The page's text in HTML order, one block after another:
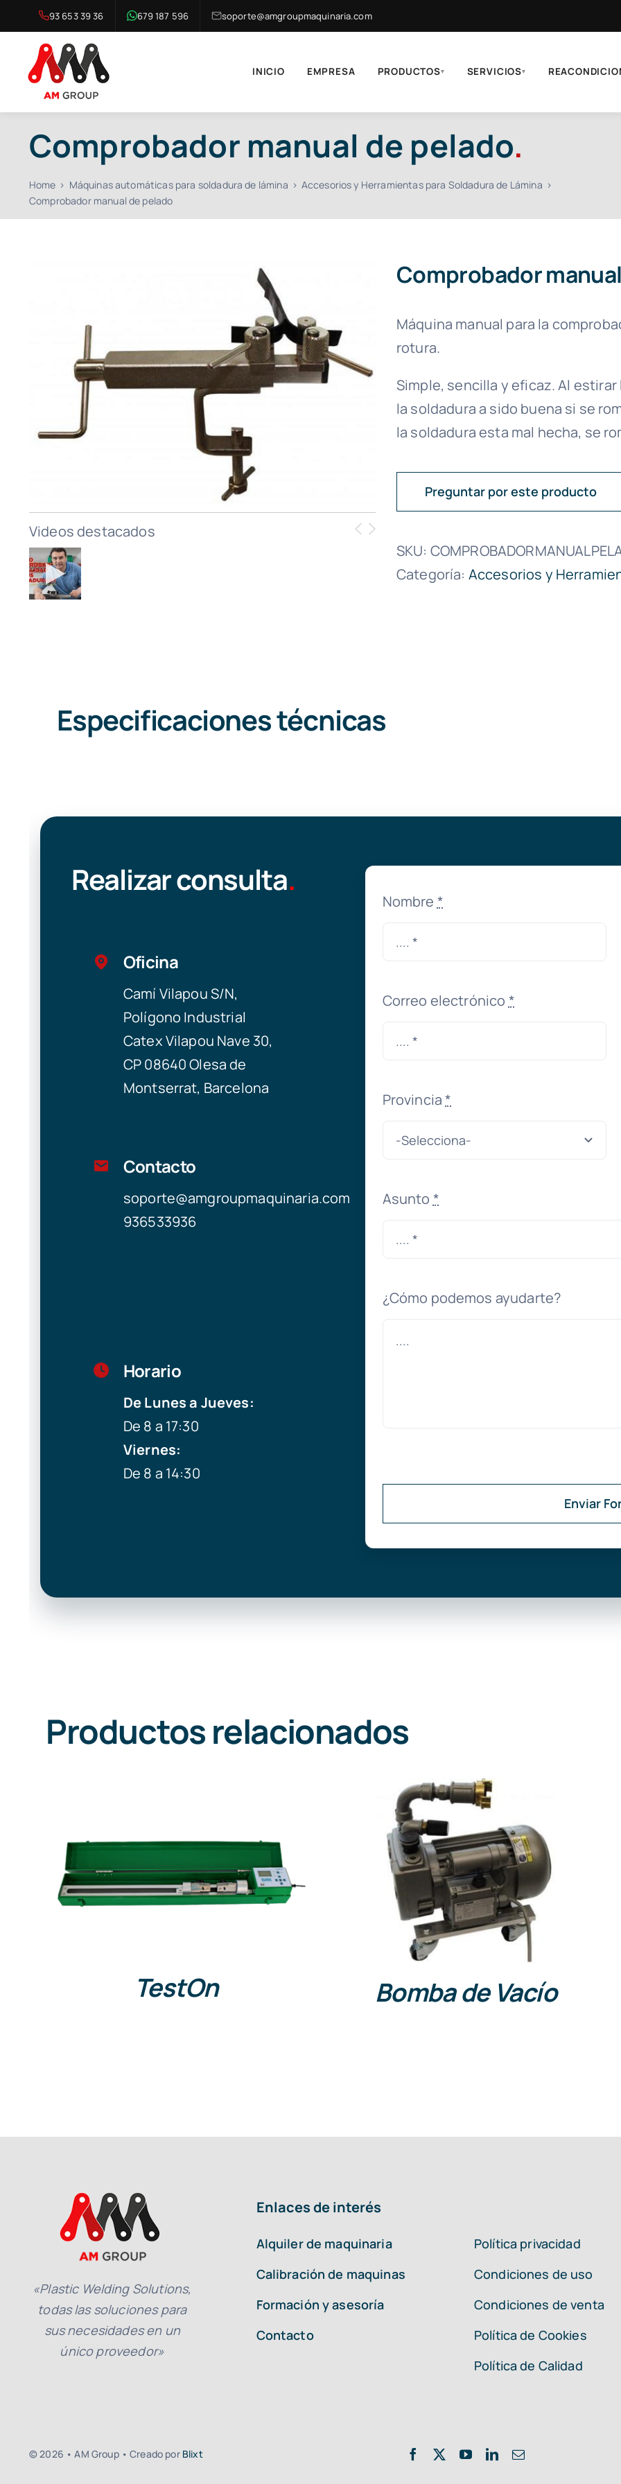
al
contenido
93 653 39 36 679 187 596 soporte@amgroupmaquinaria.com
INICIO EMPRESA PRODUCTOS▾ SERVICIOS▾
Comprobador manual de pelado.
Home Máquinas automáticas para soldadura de lámina
Accesorios y Herramientas para Soldadura de Lámina
Comprobador manual de pelado
Videos destacados
Comprobador
Máquina manual para la
rotura.
Simple, sencilla y eficaz. Al
la soldadura a sido buena si se
la soldadura esta mal hecha, se
Preguntar por este producto
SKU:
Categoría: Accesorios y
Especificaciones técnicas
Realizar consulta.
Oficina
Camí Vilapou S/N,
Polígono Industrial
Catex Vilapou Nave 30,
CP 08640 Olesa de
Montserrat, Barcelona
Contacto
soporte@amgroupmaquinaria.com
936533936
Horario
De Lunes a Jueves:
De 8 a 17:30
Viernes:
De 8 a 14:30
Nombre *
Correo electrónico *
Provincia*
Asunto *
¿Cómo podemos ayudarte?
Enviar
Productos relacionados
DETALLES
TestOn
DETALLES
Bomba de Vacío
«Plastic Welding Solutions,
todas las soluciones para
sus necesidades en un
único proveedor»
Enlaces de interés
Alquiler de maquinaria
Calibración de maquinas
Formación y asesoría
Contacto
Política privacidad
Condiciones de uso
Condiciones de venta
Política de Cookies
Política de Calidad
© 2026 • AM Group • Creado por Blixt